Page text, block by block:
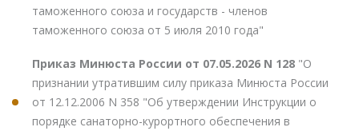
таможенного союза и государств - членов
таможенного союза от 5 июля 2010 года"
Приказ Минюста России от 07.05.2026 N 128 "О
признании утратившим силу приказа Минюста России
от 12.12.2006 N 358 "Об утверждении Инструкции о
порядке санаторно-курортного обеспечения в